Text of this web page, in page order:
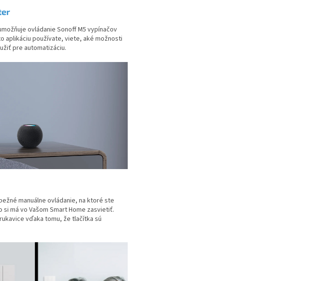
ovládanie Sonoff M5 vypínačov
aplikáciu používate, viete, aké možnosti
pre automatizáciu.
manuálne ovládanie, na ktoré ste
má vo Vašom Smart Home zasvietiť.
vďaka tomu, že tlačítka sú